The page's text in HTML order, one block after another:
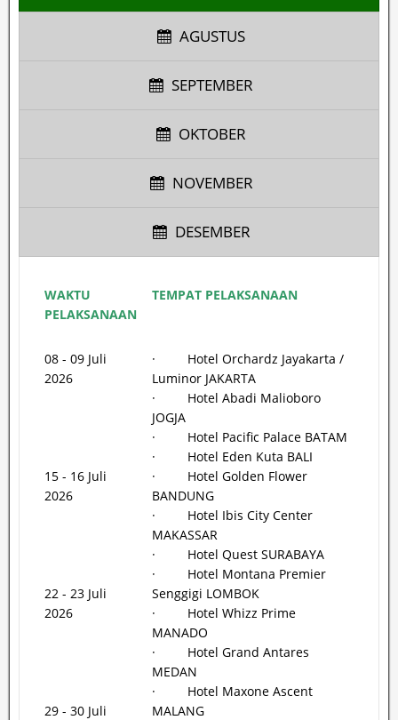
AGUSTUS
SEPTEMBER
OKTOBER
NOVEMBER
DESEMBER
WAKTU
PELAKSANAAN
TEMPAT PELAKSANAAN
08 - 09 Juli
2026
15 - 16 Juli
2026
22 - 23 Juli
2026
29 - 30 Juli
· Hotel Orchardz Jayakarta /
Luminor JAKARTA
· Hotel Abadi Malioboro
JOGJA
· Hotel Pacific Palace BATAM
· Hotel Eden Kuta BALI
· Hotel Golden Flower
BANDUNG
· Hotel Ibis City Center
MAKASSAR
· Hotel Quest SURABAYA
· Hotel Montana Premier
Senggigi LOMBOK
· Hotel Whizz Prime
MANADO
· Hotel Grand Antares
MEDAN
· Hotel Maxone Ascent
MALANG